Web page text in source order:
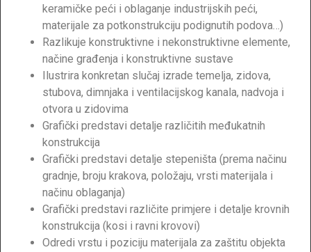
keramičke peći i oblaganje industrijskih peći,
materijale za potkonstrukciju podignutih podova…)
Razlikuje konstruktivne i nekonstruktivne elemente,
načine građenja i konstruktivne sustave
Ilustrira konkretan slučaj izrade temelja, zidova,
stubova, dimnjaka i ventilacijskog kanala, nadvoja i
otvora u zidovima
Grafički predstavi detalje različitih međukatnih
konstrukcija
Grafički predstavi detalje stepeništa (prema načinu
gradnje, broju krakova, položaju, vrsti materijala i
načinu oblaganja)
Grafički predstavi različite primjere i detalje krovnih
konstrukcija (kosi i ravni krovovi)
Odredi vrstu i poziciju materijala za zaštitu objekta